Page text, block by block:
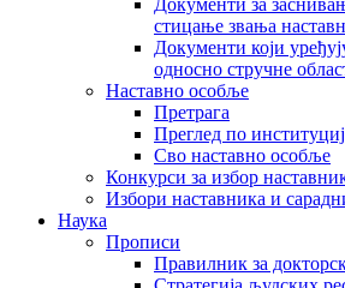
Документи за
стицање звања
Документи који
односно стручне
Наставно особље
Претрага
Преглед по
Сво наставно особље
Конкурси за избор
Избори наставника и
Наука
Прописи
Правилник за